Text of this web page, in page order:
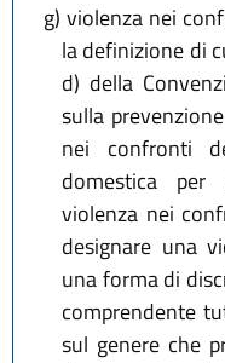
g) violenza nei
la definizione di
d) della
sulla
nei confronti
domestica
violenza nei
designare una
una forma di
comprendente
sul genere che